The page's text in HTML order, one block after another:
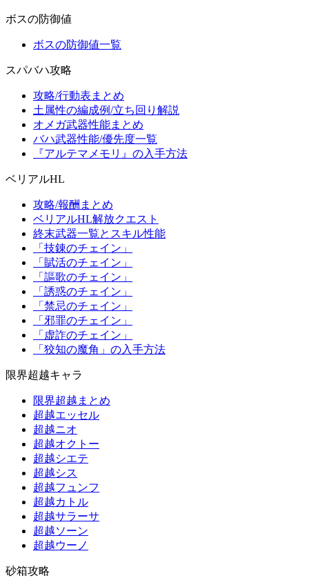
ボスの防御値
ボスの防御値一覧
スパバハ攻略
攻略/行動表まとめ
土属性の編成例/立ち回り解説
オメガ武器性能まとめ
バハ武器性能/優先度一覧
『アルテマメモリ』の入手方法
ベリアルHL
攻略/報酬まとめ
ベリアルHL解放クエスト
終末武器一覧とスキル性能
「技錬のチェイン」
「賦活のチェイン」
「謳歌のチェイン」
「誘惑のチェイン」
「禁忌のチェイン」
「邪罪のチェイン」
「虚詐のチェイン」
「狡知の魔角」の入手方法
限界超越キャラ
限界超越まとめ
超越エッセル
超越ニオ
超越オクトー
超越シエテ
超越シス
超越フュンフ
超越カトル
超越サラーサ
超越ソーン
超越ウーノ
砂箱攻略